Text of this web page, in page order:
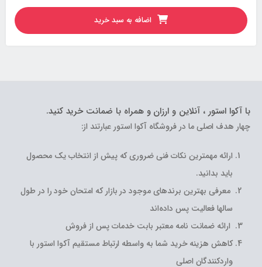
اضافه به سبد خرید
با آکوا استور ، آنلاین و ارزان و همراه با ضمانت خرید کنید.
چهار هدف اصلی ما در فروشگاه آکوا استور عبارتند از:
ارائه مهمترین نکات فنی ضروری که پیش از انتخاب یک محصول
باید بدانید.
معرفی بهترین برندهای موجود در بازار که امتحان خود را در طول
سالها فعالیت پس داده‌اند
ارائه ضمانت نامه معتبر بابت خدمات پس از فروش
کاهش هزینه خرید شما به واسطه ارتباط مستقیم آکوا استور با
واردکنندگان اصلی